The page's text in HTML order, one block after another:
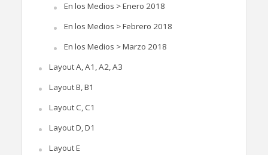
En los Medios > Enero 2018
En los Medios > Febrero 2018
En los Medios > Marzo 2018
Layout A, A1, A2, A3
Layout B, B1
Layout C, C1
Layout D, D1
Layout E